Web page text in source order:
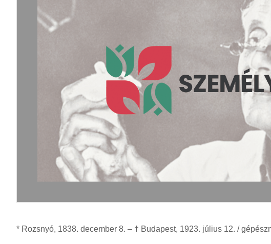
* Rozsnyó, 1838. december 8. – † Budapest, 1923. július 12. /